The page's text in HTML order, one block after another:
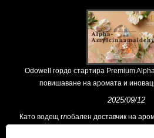
Odowell гордо стартира Premium
повишаване на аромата и
2025/09/12
Като водещ глобален доставчик на
поддържа основна философия на